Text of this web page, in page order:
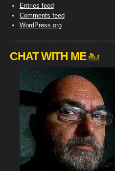
Entries feed
Comments feed
WordPress.org
CHAT WITH ME